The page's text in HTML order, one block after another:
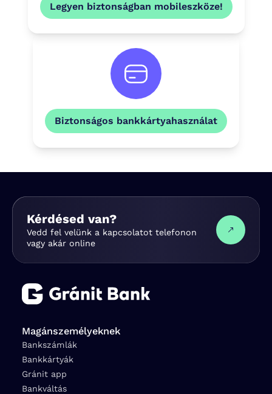
Legyen biztonságban mobileszköze!
Biztonságos bankkártyahasználat
Kérdésed van?
Vedd fel velünk a kapcsolatot telefonon
vagy akár online
Magánszemélyeknek
Bankszámlák
Bankkártyák
Gránit app
Bankváltás